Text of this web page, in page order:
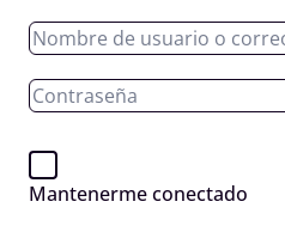
Mantenerme conectado